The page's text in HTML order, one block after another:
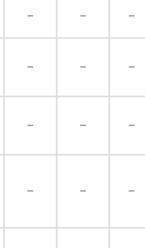
– – –
– – –
– – –
– – –